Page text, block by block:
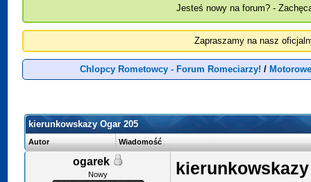
Jesteś nowy na forum? -
Zapraszamy na nasz
Chlopcy Rometowcy - Forum Romeciarzy! /
kierunkowskazy Ogar 205
Autor Wiadomość
ogarek
Nowy